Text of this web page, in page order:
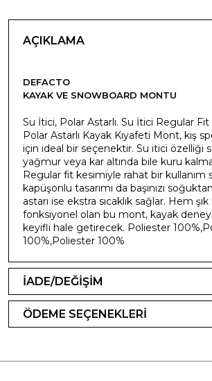
AÇIKLAMA
DEFACTO
KAYAK VE SNOWBOARD MONTU
Su İtici, Polar Astarlı. Su İtici Regular
Polar Astarlı Kayak Kıyafeti Mont, kış
için ideal bir seçenektir. Su itici özelliği
yağmur veya kar altında bile kuru
Regular fit kesimiyle rahat bir kullanım
kapüşonlu tasarımı da başınızı
astarı ise ekstra sıcaklık sağlar. Hem
fonksiyonel olan bu mont, kayak
keyifli hale getirecek. Poliester
100%,Poliester 100%
İADE/DEĞİŞİM
ÖDEME SEÇENEKLERİ